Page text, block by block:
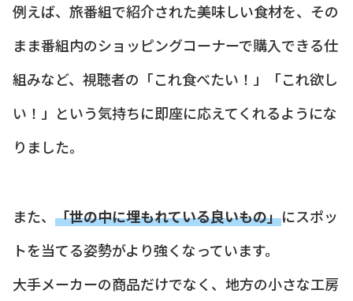
例えば、旅番組で紹介された美味しい食材を、その
まま番組内のショッピングコーナーで購入できる仕
組みなど、視聴者の「これ食べたい！」「これ欲し
い！」という気持ちに即座に応えてくれるようにな
りました。
また、 「世の中に埋もれている良いもの」にスポッ
トを当てる姿勢がより強くなっています。
大手メーカーの商品だけでなく、地方の小さな工房